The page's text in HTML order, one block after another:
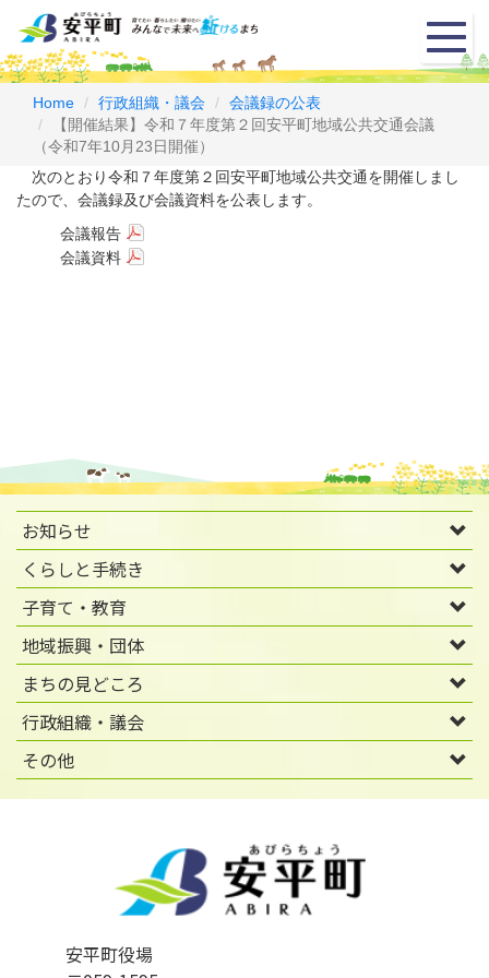
メ
ニ
ュ
Home 行政組織・議会
会議録の公表
【開催結果】令和７年度第２回安平町地域公共交通会議
（令和7年10月23日開催）
次のとおり令和７年度第２回安平町地域公共交通を開催しまし
たので、会議録及び会議資料を公表します。
会議報告
会議資料
お知らせ
くらしと手続き
子育て・教育
地域振興・団体
まちの見どころ
行政組織・議会
その他
安平町役場